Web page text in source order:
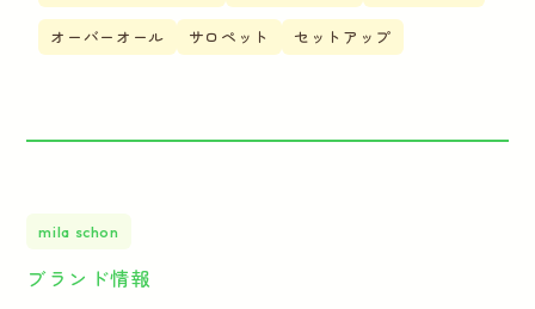
オーバーオール サロペット セットアップ
mila schon
ブランド情報